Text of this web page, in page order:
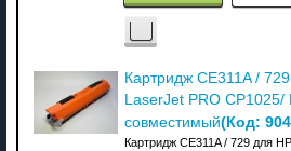
Картридж CE311A /
LaserJet PRO CP1025/
совместимый(Код: 904
Картридж CE311A / 729 для